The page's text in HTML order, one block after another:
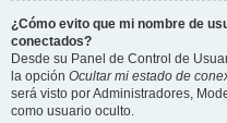
¿Cómo evito que mi nombre de
conectados?
Desde su Panel de Control de
la opción Ocultar mi estado de
será visto por Administradores,
como usuario oculto.